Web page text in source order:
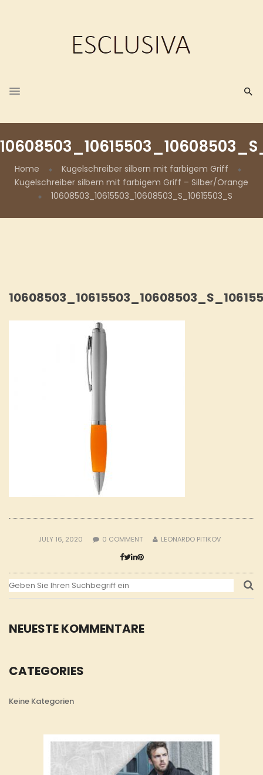
Home
Kugelschreiber silbern mit farbigem Griff
Kugelschreiber silbern mit farbigem Griff – Silber/Orange
10608503_10615503_10608503_S_10615503_S
NEUESTE KOMMENTARE
CATEGORIES
Keine Kategorien
JULY 16, 2020 0 COMMENT LEONARDO PITIKOV